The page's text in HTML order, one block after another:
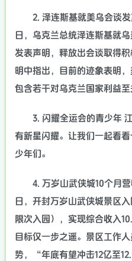
2. 泽连斯基就美乌会谈
日，乌克兰总统泽连斯基就
发表声明，释放出会谈取得
明中指出，目前的迹象表明
包含若干对乌克兰国家利益至
3. 闪耀全运会的青少年
有新星闪耀。让我们一起看
少年们。
4. 万岁山武侠城10个月
日，开封万岁山武侠城景区
限次入园），实现综合收入
目标仅一步之遥。景区工作
势，“年底有望冲击12亿至